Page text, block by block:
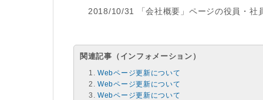
2018/10/31 「会社概要」ページの役員・社
関連記事（インフォメーション）
Webページ更新について
Webページ更新について
Webページ更新について